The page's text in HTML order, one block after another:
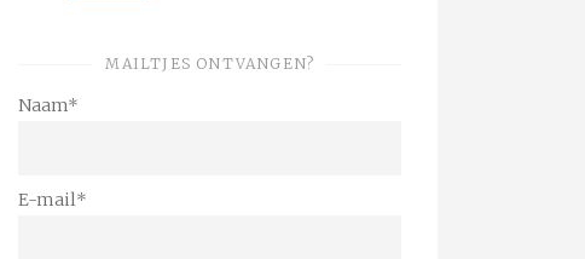
MAILTJES ONTVANGEN?
Naam*
E-mail*